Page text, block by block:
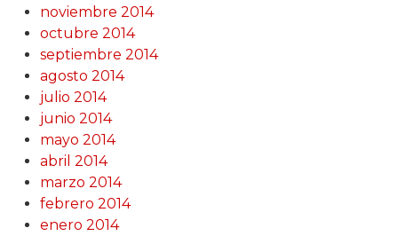
noviembre 2014
octubre 2014
septiembre 2014
agosto 2014
julio 2014
junio 2014
mayo 2014
abril 2014
marzo 2014
febrero 2014
enero 2014